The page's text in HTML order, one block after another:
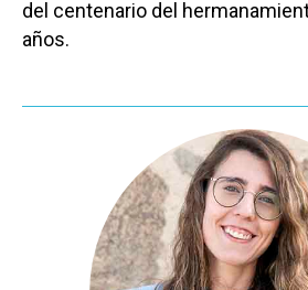
del centenario del
años.